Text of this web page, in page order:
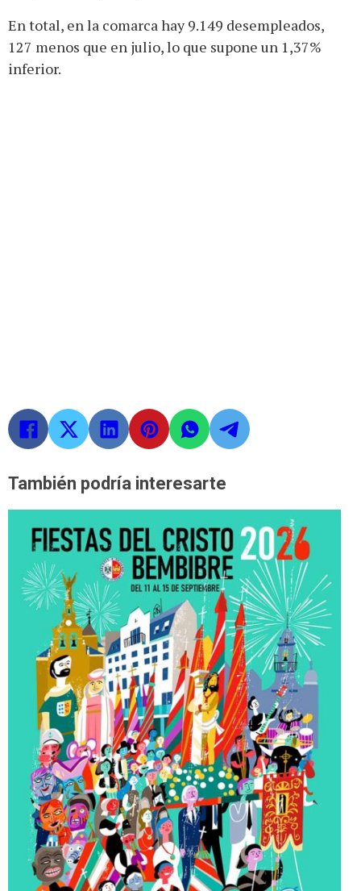
En total, en la comarca hay 9.149 desempleados,
127 menos que en julio, lo que supone un 1,37%
inferior.
También podría interesarte